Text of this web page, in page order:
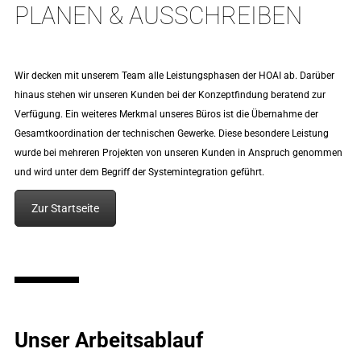
PLANEN & AUSSCHREIBEN
Wir decken mit unserem Team alle Leistungsphasen der HOAI ab. Darüber
hinaus stehen wir unseren Kunden bei der Konzeptfindung beratend zur
Verfügung. Ein weiteres Merkmal unseres Büros ist die Übernahme der
Gesamtkoordination der technischen Gewerke. Diese besondere Leistung
wurde bei mehreren Projekten von unseren Kunden in Anspruch genommen
und wird unter dem Begriff der Systemintegration geführt.
Zur Startseite
Unser Arbeitsablauf